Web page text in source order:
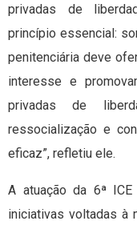
privadas de
princípio essencial:
penitenciária deve
interesse e
privadas de
ressocialização e
eficaz”, refletiu ele.
A atuação da 6ª
iniciativas voltadas à